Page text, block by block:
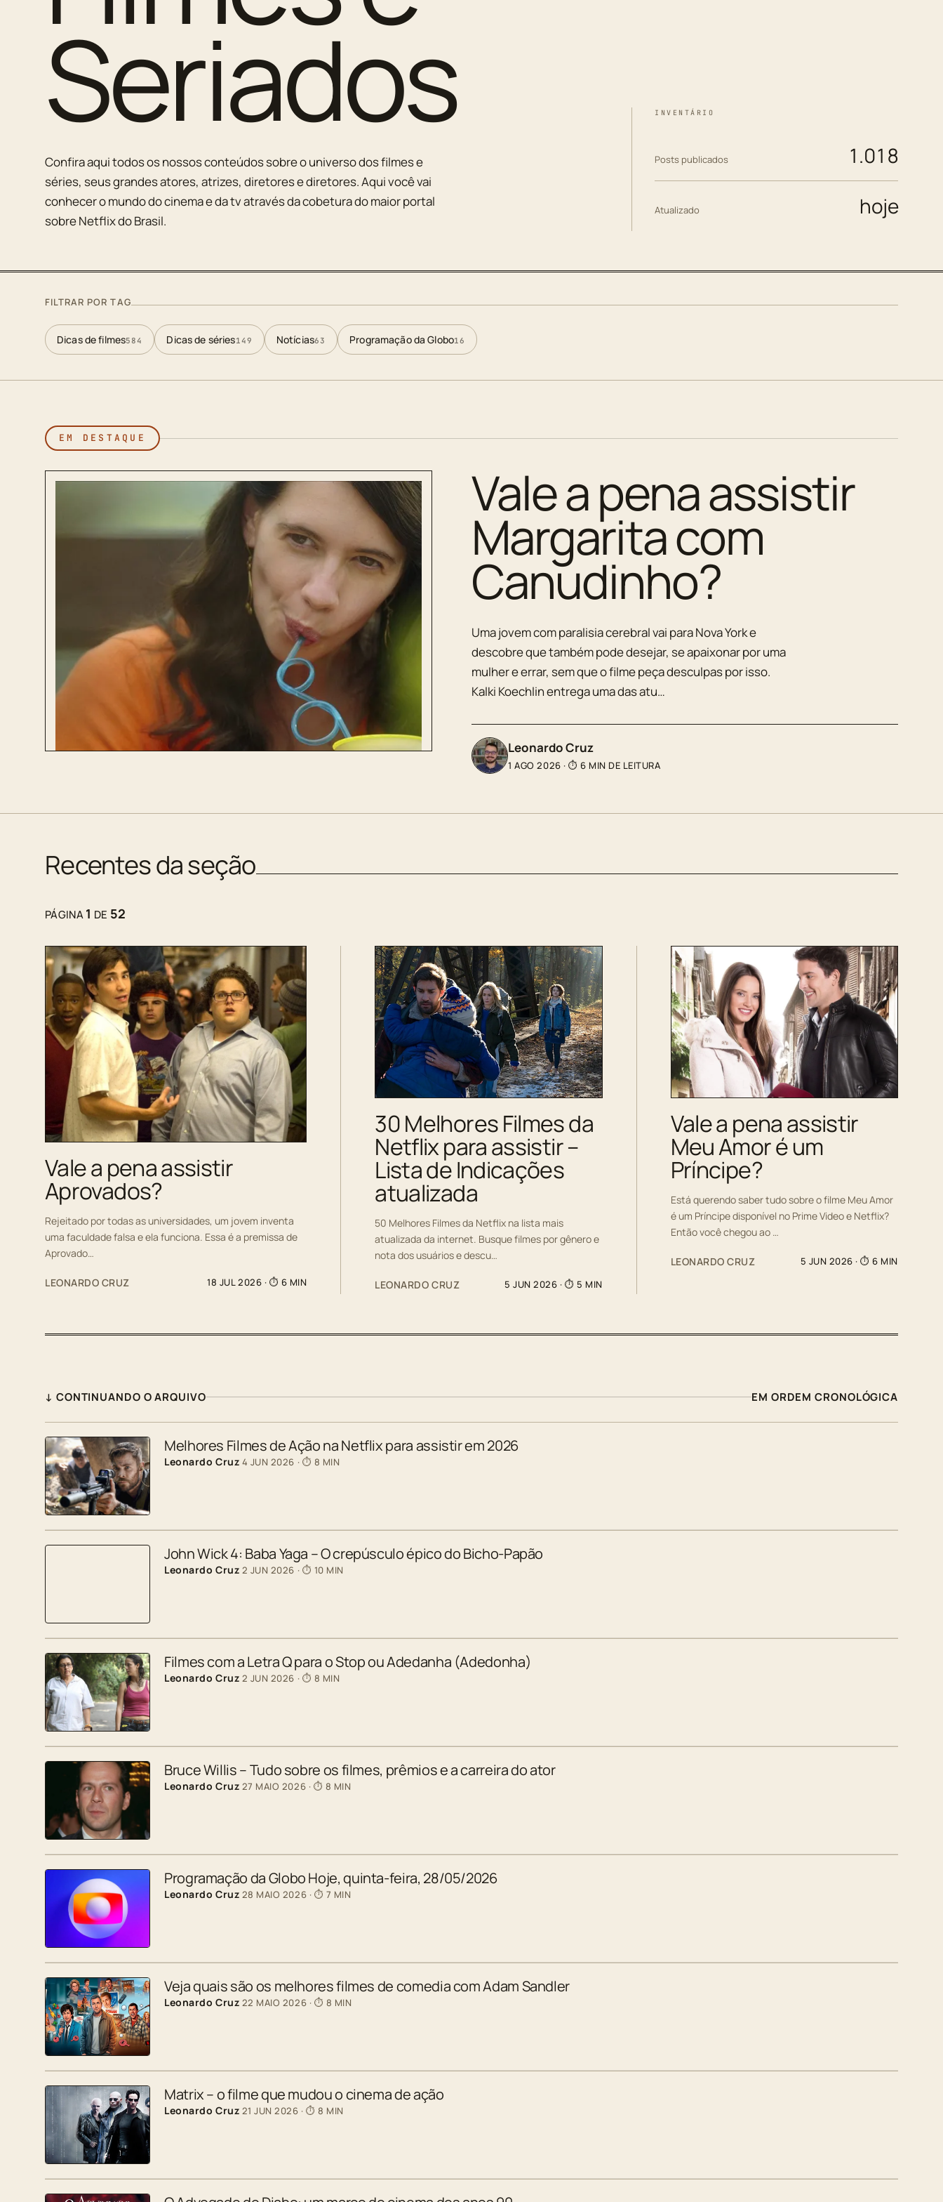
Seriados
Confira aqui todos os nossos conteúdos sobre o universo dos filmes e
séries, seus grandes atores, atrizes, diretores e diretores. Aqui você vai
conhecer o mundo do cinema e da tv através da cobetura do maior portal
sobre Netflix do Brasil.
INVENTÁRIO
Posts publicados 1.018
Atualizado hoje
FILTRAR POR TAG
Dicas de filmes584 Dicas de séries149 Notícias63 Programação da Globo16
EM DESTAQUE
Vale a pena assistir
Margarita com
Canudinho?
Uma jovem com paralisia cerebral vai para Nova York e
descobre que também pode desejar, se apaixonar por uma
mulher e errar, sem que o filme peça desculpas por isso.
Kalki Koechlin entrega uma das atu…
Leonardo Cruz
1 AGO 2026 ·⏱ 6 MIN DE LEITURA
Recentes da seção
PÁGINA1 DE 52
Vale a pena assistir
Aprovados?
Rejeitado por todas as universidades, um jovem inventa
uma faculdade falsa e ela funciona. Essa é a premissa de
Aprovado…
LEONARDO CRUZ 18 JUL 2026 · ⏱ 6 MIN
30 Melhores Filmes da
Netflix para assistir –
Lista de Indicações
atualizada
50 Melhores Filmes da Netflix na lista mais
atualizada da internet. Busque filmes por gênero e
nota dos usuários e descu…
LEONARDO CRUZ 5 JUN 2026 · ⏱ 5 MIN
Vale a pena assistir
Meu Amor é um
Príncipe?
Está querendo saber tudo sobre o filme Meu Amor
é um Príncipe disponível no Prime Video e Netflix?
Então você chegou ao …
LEONARDO CRUZ 5 JUN 2026 · ⏱ 6 MIN
↓ CONTINUANDO O ARQUIVO EM ORDEM CRONOLÓGICA
Melhores Filmes de Ação na Netflix para assistir em 2026
Leonardo Cruz 4 JUN 2026 · ⏱ 8 MIN
John Wick 4: Baba Yaga – O crepúsculo épico do Bicho-Papão
Leonardo Cruz 2 JUN 2026 · ⏱ 10 MIN
Filmes com a Letra Q para o Stop ou Adedanha (Adedonha)
Leonardo Cruz 2 JUN 2026 · ⏱ 8 MIN
Bruce Willis – Tudo sobre os filmes, prêmios e a carreira do ator
Leonardo Cruz 27 MAIO 2026 · ⏱ 8 MIN
Programação da Globo Hoje, quinta-feira, 28/05/2026
Leonardo Cruz 28 MAIO 2026 · ⏱ 7 MIN
Veja quais são os melhores filmes de comedia com Adam Sandler
Leonardo Cruz 22 MAIO 2026 · ⏱ 8 MIN
Matrix – o filme que mudou o cinema de ação
Leonardo Cruz 21 JUN 2026 · ⏱ 8 MIN